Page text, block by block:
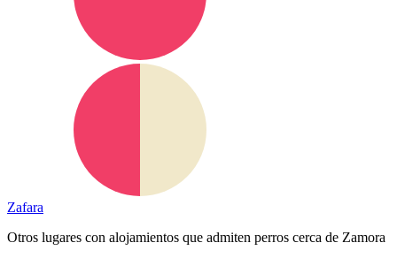
Zafara
Otros lugares con alojamientos que admiten perros cerca de Zamora